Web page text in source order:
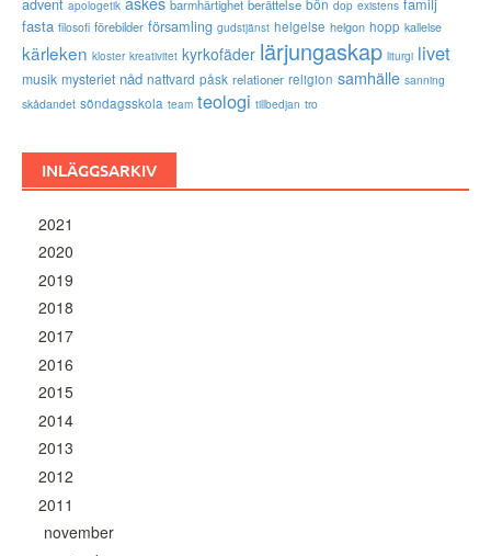
apologetik barmhärtighet berättelse dop existens
fasta filosofi förebilder församling gudstjänst helgelse helgon hopp kallelse
kärleken kloster kreativitet kyrkofäder lärjungaskap liturgi livet
musik mysteriet nåd nattvard påsk relationer religion samhälle sanning
skådandet söndagsskola team teologi tillbedjan tro
INLÄGGSARKIV
2021
2020
2019
2018
2017
2016
2015
2014
2013
2012
2011
november